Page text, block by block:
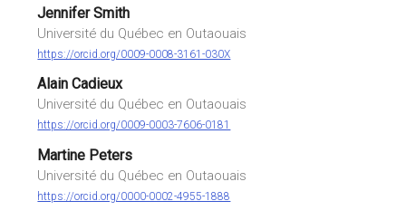
Jennifer Smith
Université du Québec en Outaouais
https://orcid.org/0009-0008-3161-030X
Alain Cadieux
Université du Québec en Outaouais
https://orcid.org/0009-0003-7606-0181
Martine Peters
Université du Québec en Outaouais
https://orcid.org/0000-0002-4955-1888